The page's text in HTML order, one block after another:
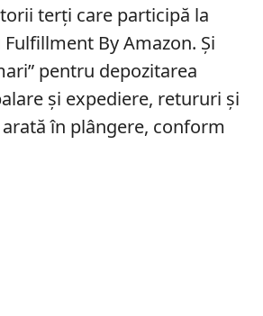
terți care participă la
By Amazon. Și
pentru depozitarea
și expediere, retururi și
în plângere, conform